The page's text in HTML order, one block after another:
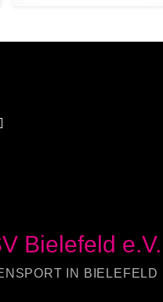
Bielefeld e.V.
IN BIELEFELD